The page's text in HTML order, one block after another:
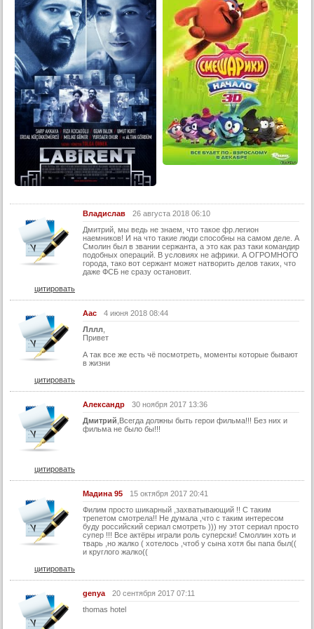
14 серия
15 серия
16 серия
17 серия
18 серия
19 серия
20 серия
Владислав
26 августа 2018 06:10
Дмитрий, мы ведь не знаем, что такое фр.легион
наемников! И на что такие люди способны на самом деле. А
Смолин был в звании сержанта, а это как раз таки командир
подобных операций. В условиях не африки. А ОГРОМНОГО
города, тако вот сержант может натворить делов таких, что
даже ФСБ не сразу остановит.
цитировать
Аас
4 июня 2018 08:44
Лллл
Привет
А так все же есть чё посмотреть, моменты которые бывают
в жизни
цитировать
Александр
30 ноября 2017 13:36
Дмитрий ,Всегда должны быть герои фильма!!! Без них и
фильма не было бы!!!
цитировать
Мадина 95
15 октября 2017 20:41
Филим просто шикарный ,захватывающий !! С таким
трепетом смотрела!! Не думала ,что с таким интересом
буду российский сериал смотреть ))) ну этот сериал просто
супер !!! Все актёры играли роль суперски! Смоллин хоть и
тварь ,но жалко ( хотелось ,чтоб у сына хотя бы папа был((
и круглого жалко((
цитировать
genya
20 сентября 2017 07:11
thomas hotel